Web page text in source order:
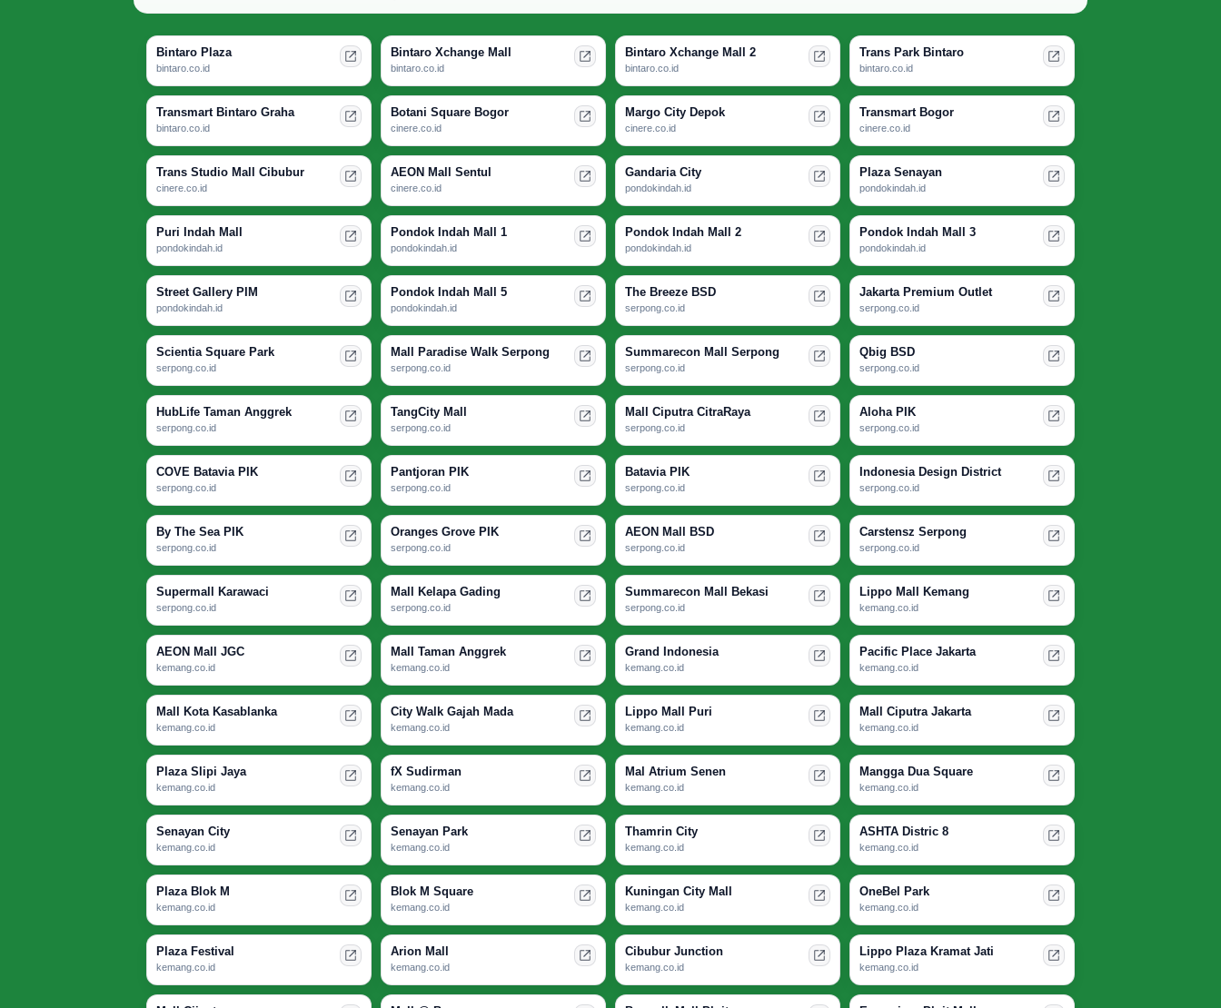
Bintaro Plaza
bintaro.co.id
Bintaro Xchange Mall
bintaro.co.id
Bintaro Xchange Mall 2
bintaro.co.id
Trans Park Bintaro
bintaro.co.id
Transmart Bintaro Graha
bintaro.co.id
Botani Square Bogor
cinere.co.id
Margo City Depok
cinere.co.id
Transmart Bogor
cinere.co.id
Trans Studio Mall Cibubur
cinere.co.id
AEON Mall Sentul
cinere.co.id
Gandaria City
pondokindah.id
Plaza Senayan
pondokindah.id
Puri Indah Mall
pondokindah.id
Pondok Indah Mall 1
pondokindah.id
Pondok Indah Mall 2
pondokindah.id
Pondok Indah Mall 3
pondokindah.id
Street Gallery PIM
pondokindah.id
Pondok Indah Mall 5
pondokindah.id
The Breeze BSD
serpong.co.id
Jakarta Premium Outlet
serpong.co.id
Scientia Square Park
serpong.co.id
Mall Paradise Walk Serpong
serpong.co.id
Summarecon Mall Serpong
serpong.co.id
Qbig BSD
serpong.co.id
HubLife Taman Anggrek
serpong.co.id
TangCity Mall
serpong.co.id
Mall Ciputra CitraRaya
serpong.co.id
Aloha PIK
serpong.co.id
COVE Batavia PIK
serpong.co.id
Pantjoran PIK
serpong.co.id
Batavia PIK
serpong.co.id
Indonesia Design District
serpong.co.id
By The Sea PIK
serpong.co.id
Oranges Grove PIK
serpong.co.id
AEON Mall BSD
serpong.co.id
Carstensz Serpong
serpong.co.id
Supermall Karawaci
serpong.co.id
Mall Kelapa Gading
serpong.co.id
Summarecon Mall Bekasi
serpong.co.id
Lippo Mall Kemang
kemang.co.id
AEON Mall JGC
kemang.co.id
Mall Taman Anggrek
kemang.co.id
Grand Indonesia
kemang.co.id
Pacific Place Jakarta
kemang.co.id
Mall Kota Kasablanka
kemang.co.id
City Walk Gajah Mada
kemang.co.id
Lippo Mall Puri
kemang.co.id
Mall Ciputra Jakarta
kemang.co.id
Plaza Slipi Jaya
kemang.co.id
fX Sudirman
kemang.co.id
Mal Atrium Senen
kemang.co.id
Mangga Dua Square
kemang.co.id
Senayan City
kemang.co.id
Senayan Park
kemang.co.id
Thamrin City
kemang.co.id
ASHTA Distric 8
kemang.co.id
Plaza Blok M
kemang.co.id
Blok M Square
kemang.co.id
Kuningan City Mall
kemang.co.id
OneBel Park
kemang.co.id
Plaza Festival
kemang.co.id
Arion Mall
kemang.co.id
Cibubur Junction
kemang.co.id
Lippo Plaza Kramat Jati
kemang.co.id